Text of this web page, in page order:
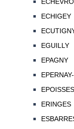
ECHIGEY
EGUILLY
EPAGNY
EPOISSES
ERINGES